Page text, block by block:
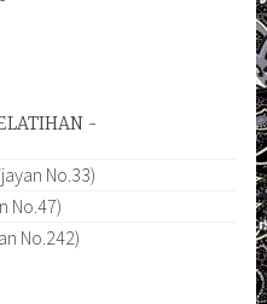
No.33)
No.47)
No.242)